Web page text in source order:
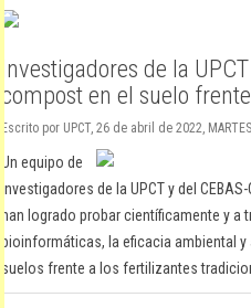
Investigadores de la
compost en el suelo
Escrito por UPCT, 26 de abril de 2022,
Un equipo de
investigadores de la UPCT y del
han logrado probar científicamente y
bioinformáticas, la eficacia ambiental
suelos frente a los fertilizantes